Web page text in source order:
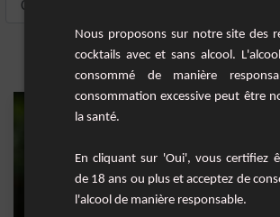
Nous proposons sur notre site des
cocktails avec et sans alcool.
consommé de manière
consommation excessive peut être
la santé.
En cliquant sur 'Oui', vous certifiez
de 18 ans ou plus et acceptez de
l'alcool de manière responsable.